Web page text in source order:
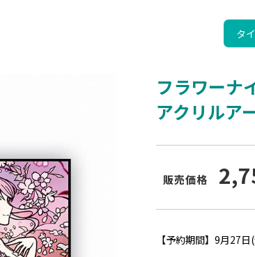
タ
フラワーナ
アクリルア
販売価格
【予約期間】9月27